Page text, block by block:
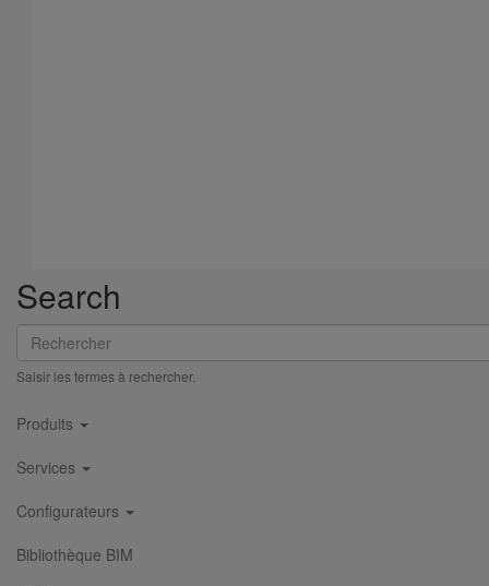
Search
Rechercher
Saisir les termes à rechercher.
Main
navigation
Produits
Services
Configurateurs
Bibliothèque BIM